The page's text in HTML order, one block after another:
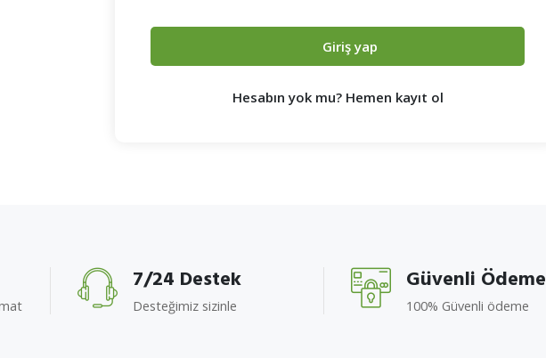
Giriş yap
Hesabın yok mu? Hemen kayıt ol
7/24 Destek
Desteğimiz sizinle
Güvenli Ödeme
100% Güvenli ödeme